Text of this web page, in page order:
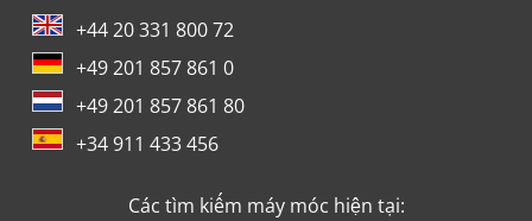
+44 20 331 800 72
+49 201 857 861 0
+49 201 857 861 80
+34 911 433 456
Các tìm kiếm máy móc hiện tại: